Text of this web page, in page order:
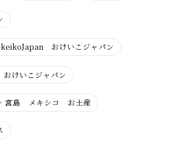
おけいこジャパン
けいこジャパン
・ 宮島 メキシコ お土産